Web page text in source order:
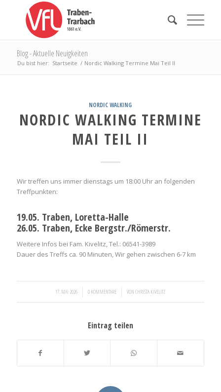
Blog - Aktuelle Neuigkeiten
Du bist hier: Startseite / Nordic Walking Termine Mai Teil II
NORDIC WALKING
NORDIC WALKING TERMINE
MAI TEIL II
Wir treffen uns immer dienstags um 18:00 Uhr an folgenden
Treffpunkten:
19.05. Traben, Loretta-Halle
26.05. Traben, Ecke Bergstr./Römerstr.
Weitere Infos bei Fam. Kivelitz, Tel.: 06541-3989
Dauer des Treffs ca. 90 Minuten, Wir gehen zwischen 6-7 km
17. MAI 2026 0 KOMMENTARE
/ VONCHRISTA KIVELITZ
Eintrag teilen